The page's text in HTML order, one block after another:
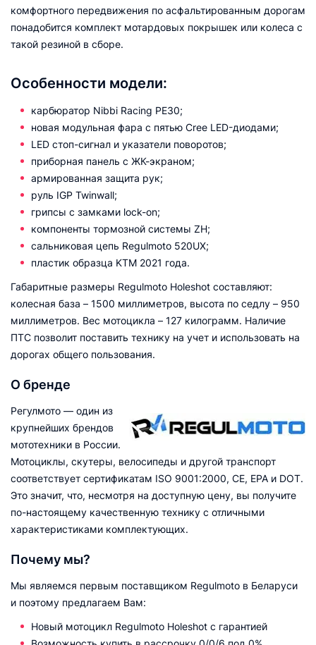
комфортного передвижения по асфальтированным дорогам
понадобится комплект мотардовых покрышек или колеса с
такой резиной в сборе.
Особенности модели:
карбюратор Nibbi Racing PE30;
новая модульная фара с пятью Cree LED-диодами;
LED стоп-сигнал и указатели поворотов;
приборная панель с ЖК-экраном;
армированная защита рук;
руль IGP Twinwall;
грипсы с замками lock-on;
компоненты тормозной системы ZH;
сальниковая цепь Regulmoto 520UX;
пластик образца KTM 2021 года.
Габаритные размеры Regulmoto Holeshot составляют:
колесная база – 1500 миллиметров, высота по седлу – 950
миллиметров. Вес мотоцикла – 127 килограмм. Наличие
ПТС позволит поставить технику на учет и использовать на
дорогах общего пользования.
О бренде
Регулмото — один из
крупнейших брендов
мототехники в России.
Мотоциклы, скутеры, велосипеды и другой транспорт
соответствует сертификатам ISO 9001:2000, CE, EPA и DOT.
Это значит, что, несмотря на доступную цену, вы получите
по-настоящему качественную технику с отличными
характеристиками комплектующих.
Почему мы?
Мы являемся первым поставщиком Regulmoto в Беларуси
и поэтому предлагаем Вам:
Новый мотоцикл Regulmoto Holeshot с гарантией